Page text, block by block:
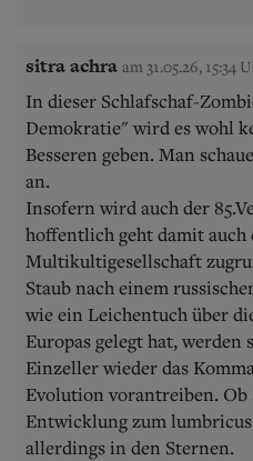
sitra achra am 31.05.26, 15:34
In dieser Schlafschaf-
Demokratie" wird es wohl
Besseren geben. Man
an.
Insofern wird auch der
hoffentlich geht damit
Multikultigesellschaft
Staub nach einem
wie ein Leichentuch über
Europas gelegt hat,
Einzeller wieder das
Evolution vorantreiben. Ob
Entwicklung zum
allerdings in den Sternen.